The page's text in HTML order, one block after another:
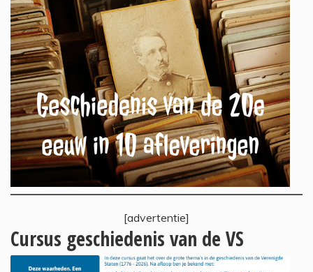
[advertentie]
Cursus geschiedenis van de VS